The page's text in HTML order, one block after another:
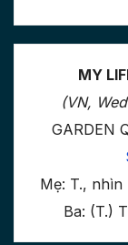
MY
(VN,
GARDEN
Mẹ: T., nhìn
Ba: (T.)